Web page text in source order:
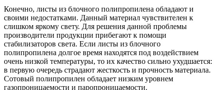
Конечно, листы из блочного полипропилена обладают и
своими недостатками. Данный материал чувствителен к
слишком яркому свету. Для решения данной проблемы
производители продукции прибегают к помощи
стабилизаторов света. Если листы из блочного
полипропилена долгое время находятся под воздействием
очень низкой температуры, то их качество сильно ухудшается:
в первую очередь страдают жесткость и прочность материала.
Сотовый полипропилен обладает низким уровнем
газопроницаемости и паропроницаемости.